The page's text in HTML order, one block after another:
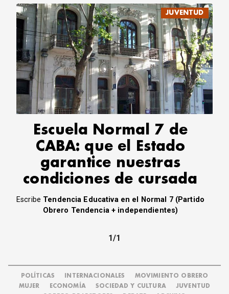
MOVIMIENTO OBRERO
MUJER
ECONOMÍA
SOCIEDAD Y CULTURA
JUVENTUD
CORREO DE LECTORES
DEBATE
ARCHIVO
DECLARACIONES
OPINIÓN
ALTAMIRA RESPONDE
Política Obrera Revista
CONTACTO
JUVENTUD
Escuela Normal 7 de
CABA: que el Estado
garantice nuestras
condiciones de cursada
Escribe Tendencia Educativa en el Normal 7 (Partido
Obrero Tendencia + independientes)
1/1
POLÍTICAS INTERNACIONALES
MOVIMIENTO OBRERO
MUJER
ECONOMÍA SOCIEDAD Y CULTURA
JUVENTUD